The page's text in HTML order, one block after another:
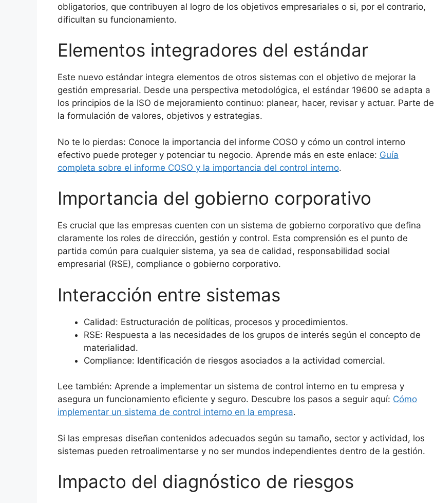
obligatorios, que contribuyen al logro de los objetivos empresariales o si, por el contrario,
dificultan su funcionamiento.
Elementos integradores del estándar
Este nuevo estándar integra elementos de otros sistemas con el objetivo de mejorar la
gestión empresarial. Desde una perspectiva metodológica, el estándar 19600 se adapta a
los principios de la ISO de mejoramiento continuo: planear, hacer, revisar y actuar. Parte de
la formulación de valores, objetivos y estrategias.
No te lo pierdas: Conoce la importancia del informe COSO y cómo un control interno
efectivo puede proteger y potenciar tu negocio. Aprende más en este enlace: Guía
completa sobre el informe COSO y la importancia del control interno.
Importancia del gobierno corporativo
Es crucial que las empresas cuenten con un sistema de gobierno corporativo que defina
claramente los roles de dirección, gestión y control. Esta comprensión es el punto de
partida común para cualquier sistema, ya sea de calidad, responsabilidad social
empresarial (RSE), compliance o gobierno corporativo.
Interacción entre sistemas
Calidad: Estructuración de políticas, procesos y procedimientos.
RSE: Respuesta a las necesidades de los grupos de interés según el concepto de
materialidad.
Compliance: Identificación de riesgos asociados a la actividad comercial.
Lee también: Aprende a implementar un sistema de control interno en tu empresa y
asegura un funcionamiento eficiente y seguro. Descubre los pasos a seguir aquí: Cómo
implementar un sistema de control interno en la empresa.
Si las empresas diseñan contenidos adecuados según su tamaño, sector y actividad, los
sistemas pueden retroalimentarse y no ser mundos independientes dentro de la gestión.
Impacto del diagnóstico de riesgos